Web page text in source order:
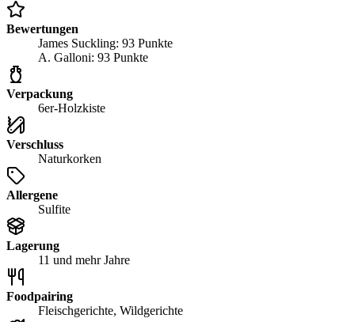
Bewertungen
James Suckling: 93 Punkte
A. Galloni: 93 Punkte
Verpackung
6er-Holzkiste
Verschluss
Naturkorken
Allergene
Sulfite
Lagerung
11 und mehr Jahre
Foodpairing
Fleischgerichte, Wildgerichte